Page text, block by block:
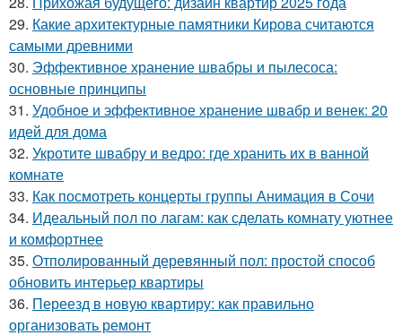
29. Какие архитектурные памятники Кирова считаются
самыми древними
30. Эффективное хранение швабры и пылесоса:
основные принципы
31. Удобное и эффективное хранение швабр и венек: 20
идей для дома
32. Укротите швабру и ведро: где хранить их в ванной
комнате
33. Как посмотреть концерты группы Анимация в Сочи
34. Идеальный пол по лагам: как сделать комнату уютнее
и комфортнее
35. Отполированный деревянный пол: простой способ
обновить интерьер квартиры
36. Переезд в новую квартиру: как правильно
организовать ремонт